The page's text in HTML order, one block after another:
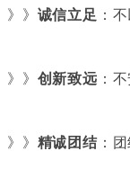
》》 诚信立足 ：
》》 创新致远 ：
》》 精诚团结：团